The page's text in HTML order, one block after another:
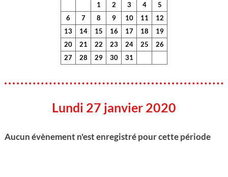
1 2 3 4
5
6
7 8 9 10 11
12
13
14 15 16 17 18
19
20
21 22 23 24 25
26
27
28 29 30 31
Lundi 27 janvier 2020
Aucun évènement n'est enregistré pour cette période